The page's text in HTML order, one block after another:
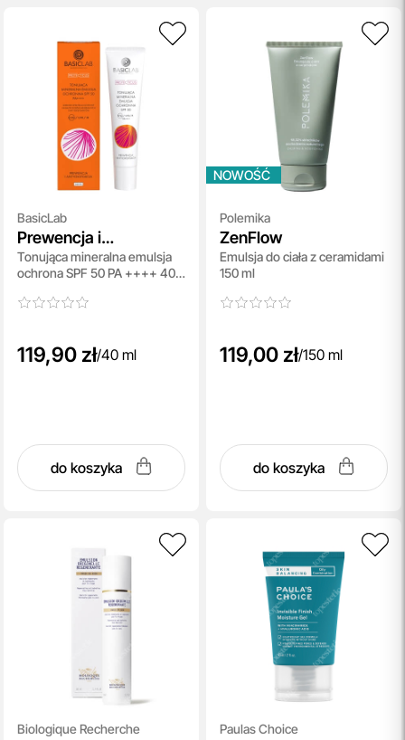
BasicLab
Prewencja i
Antyoksydacja
Tonująca mineralna emulsja
ochrona SPF 50 PA ++++ 40
119,90 zł/40 ml
do koszyka
NOWOŚĆ
Polemika
ZenFlow
Emulsja do ciała z ceramidami
150 ml
119,00 zł/150 ml
do koszyka
Biologique Recherche Paulas Choice